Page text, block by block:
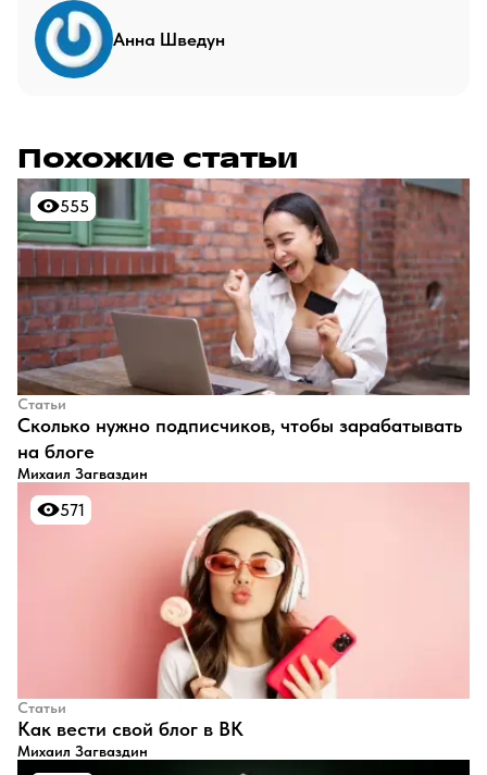
Анна Шведун
Похожие статьи
555
555
Статьи
​Сколько нужно подписчиков, чтобы зарабатывать
на блоге
Михаил Загваздин
571
571
Статьи
​Как вести свой блог в ВК
Михаил Загваздин